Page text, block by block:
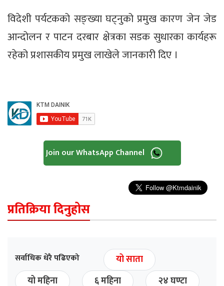
विदेशी पर्यटकको सङ्ख्या घट्नुको प्रमुख कारण जेन जेड
आन्दोलन र पाटन दरबार क्षेत्रका सडक सुधारका कार्यहरू
रहेको प्रशासकीय प्रमुख लाखेले जानकारी दिए ।
Join our WhatsApp Channel
प्रतिक्रिया दिनुहोस
सर्वाधिक धेरै पढिएको
यो साता
यो महिना
६ महिना २४ घण्टा